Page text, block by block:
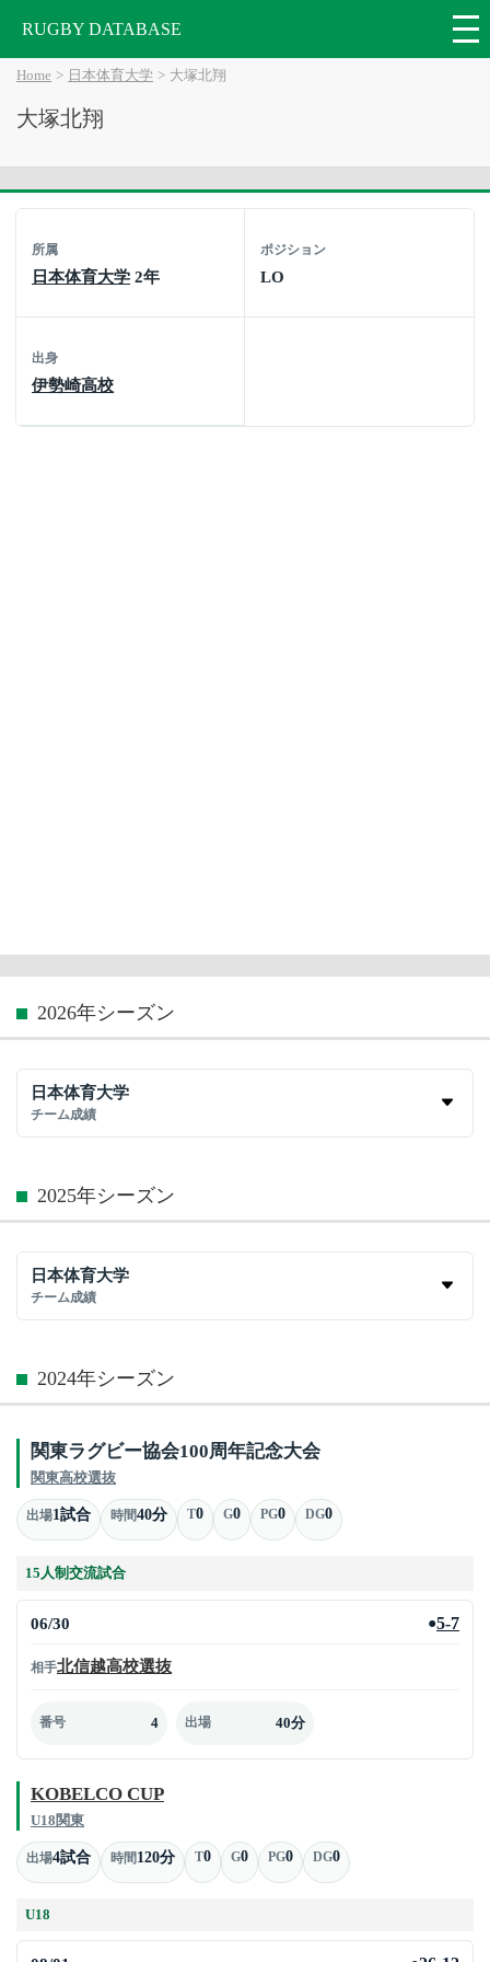
RUGBY DATABASE
Home 日本体育大学 大塚北翔
大塚北翔
所属
日本体育大学 2年
ポジション
LO
出身
伊勢崎高校
2026年シーズン
日本体育大学
チーム成績
2025年シーズン
日本体育大学
チーム成績
2024年シーズン
関東ラグビー協会100周年記念大会
関東高校選抜
出場1試合 時間40分 T0 G0 PG0 DG0
15人制交流試合
06/30 ●5-7
相手北信越高校選抜
番号 4 出場 40分
KOBELCO CUP
U18関東
出場4試合 時間120分 T0 G0 PG0 DG0
U18